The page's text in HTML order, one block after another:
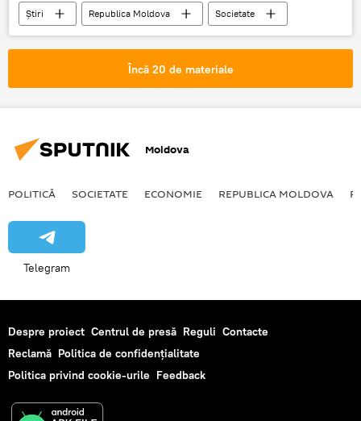
Știri Republica Moldova
Societate
Moldova
Ploi zahăr
ulei
Vin
Prognoza meteo: surprizele primăverii
Încă 20 de materiale
Moldova
POLITICĂ SOCIETATE ECONOMIE REPUBLICA MOLDOVA
Telegram
Despre proiect Centrul de presă Reguli Contacte
Reclamă Politica de confidențialitate
Politica privind cookie-urile Feedback